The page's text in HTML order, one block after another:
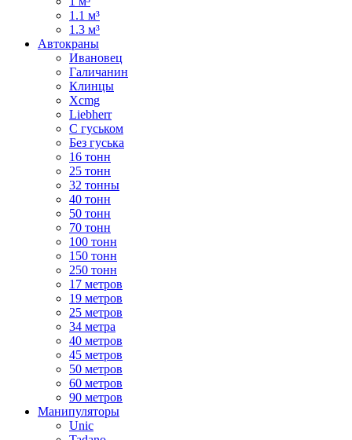
1.1 м³
1.3 м³
Автокраны
Ивановец
Галичанин
Клинцы
Xcmg
Liebherr
С гуськом
Без гуська
16 тонн
25 тонн
32 тонны
40 тонн
50 тонн
70 тонн
100 тонн
150 тонн
250 тонн
17 метров
19 метров
25 метров
34 метра
40 метров
45 метров
50 метров
60 метров
90 метров
Манипуляторы
Unic